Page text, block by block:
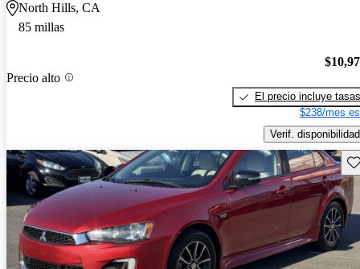
North Hills, CA
85 millas
Precio alto
El precio incluye tasas
$238/mes
Verif. disponibilidad